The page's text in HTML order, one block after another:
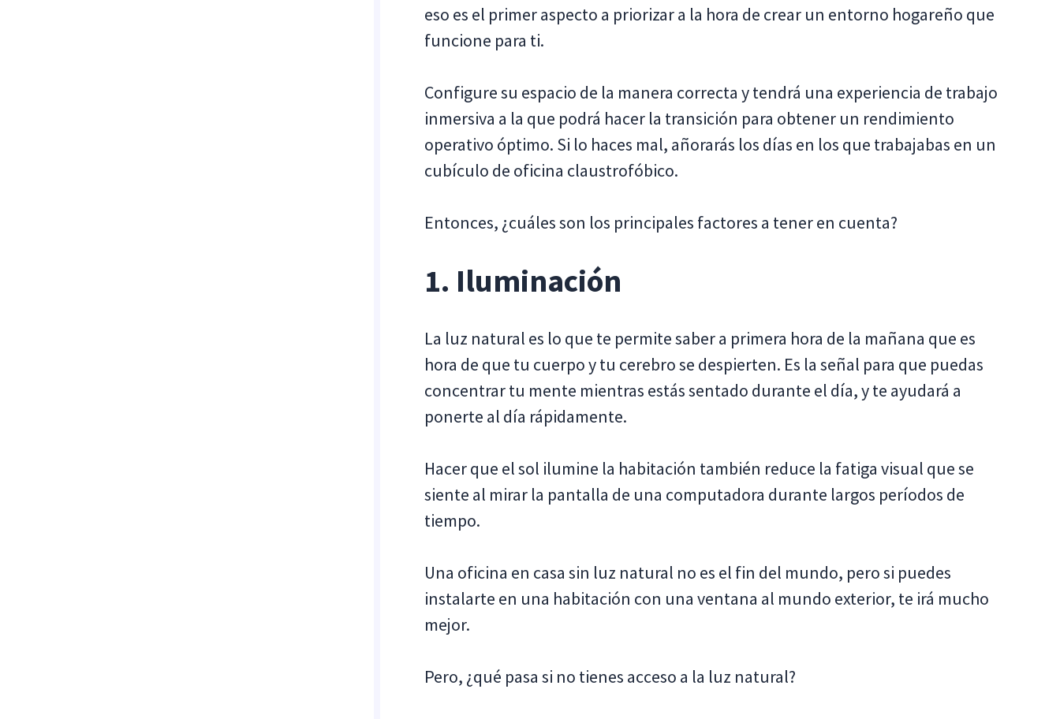
eso es el primer aspecto a priorizar a la hora de crear un entorno hogareño que
funcione para ti.
Configure su espacio de la manera correcta y tendrá una experiencia de trabajo
inmersiva a la que podrá hacer la transición para obtener un rendimiento
operativo óptimo. Si lo haces mal, añorarás los días en los que trabajabas en un
cubículo de oficina claustrofóbico.
Entonces, ¿cuáles son los principales factores a tener en cuenta?
1. Iluminación
La luz natural es lo que te permite saber a primera hora de la mañana que es
hora de que tu cuerpo y tu cerebro se despierten. Es la señal para que puedas
concentrar tu mente mientras estás sentado durante el día, y te ayudará a
ponerte al día rápidamente.
Hacer que el sol ilumine la habitación también reduce la fatiga visual que se
siente al mirar la pantalla de una computadora durante largos períodos de
tiempo.
Una oficina en casa sin luz natural no es el fin del mundo, pero si puedes
instalarte en una habitación con una ventana al mundo exterior, te irá mucho
mejor.
Pero, ¿qué pasa si no tienes acceso a la luz natural?